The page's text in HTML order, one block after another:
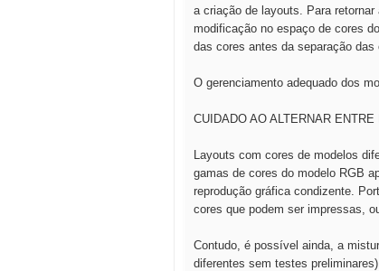
a criação de layouts. Para
modificação no espaço de cores
das cores antes da separação
O gerenciamento adequado dos
CUIDADO AO ALTERNAR
Layouts com cores de modelos
gamas de cores do modelo RGB
reprodução gráfica condizente.
cores que podem ser impressas,
Contudo, é possível ainda, a
diferentes sem testes